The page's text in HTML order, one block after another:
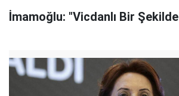
İmamoğlu: "Vicdanlı Bir Şekilde